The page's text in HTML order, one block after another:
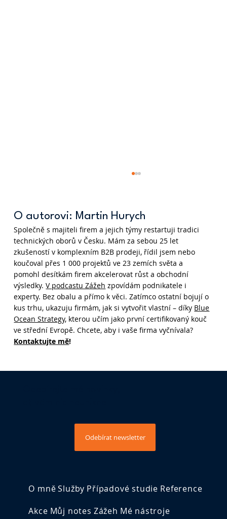
Problém není v CRM: Martin Bazala
(#242)
O autorovi: Martin Hurych
Společně s majiteli firem a jejich týmy restartuji tradici
technických oborů v Česku. Mám za sebou 25 let
zkušeností v komplexním B2B prodeji, řídil jsem nebo
koučoval přes 1 000 projektů ve 23 zemích světa a
pomohl desítkám firem akcelerovat růst a obchodní
výsledky.V podcastu Zážeh zpovídám podnikatele i
experty. Bez obalu a přímo k věci. Zatímco ostatní bojují o
kus trhu, ukazuju firmám, jak si vytvořit vlastní – díky Blue
Ocean Strategy, kterou učím jako první certifikovaný kouč
ve střední Evropě. Chcete, aby i vaše firma vyčnívala?
Kontaktujte mě!
Odebírat newsletter
O mně Služby Případové studie Reference
Akce Můj notes Zážeh Mé nástroje